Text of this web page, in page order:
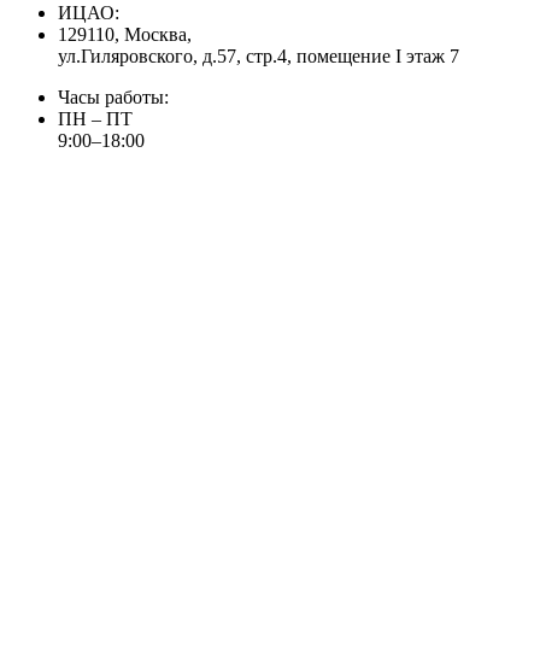
ИЦАО:
129110, Москва,
ул.Гиляровского, д.57, стр.4, помещение I этаж 7
Часы работы:
ПН – ПТ
9:00–18:00